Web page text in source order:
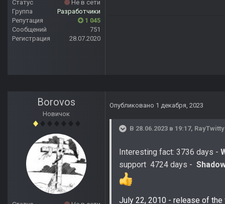
Статус
Не в сети
Группа
Разработчики
Репутация
1 045
Сообщений
751
Регистрация
28.07.2020
Borovos
Новичок
Опубликовано 1 декабря, 2023
В 28.06.2023 в 19:17, RayTwitty
Interesting fact: 3736 days -
support 4724 days -
July 22, 2010 - release of